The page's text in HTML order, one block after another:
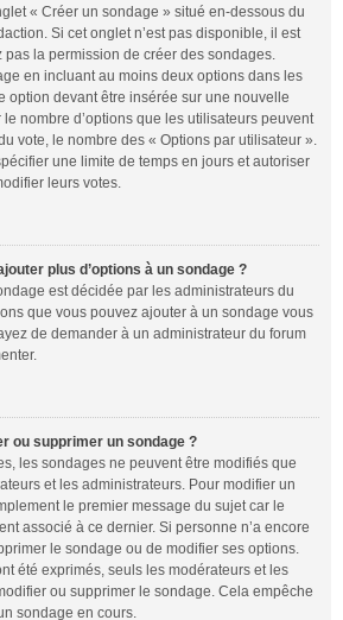
« Créer un sondage » situé en-dessous du
Si cet onglet n’est pas disponible, il est
pas la permission de créer des sondages.
en incluant au moins deux options dans les
option devant être insérée sur une nouvelle
le nombre d’options que les utilisateurs peuvent
vote, le nombre des « Options par utilisateur ».
une limite de temps en jours et autoriser
leurs votes.
plus d’options à un sondage ?
est décidée par les administrateurs du
que vous pouvez ajouter à un sondage vous
de demander à un administrateur du forum
ou supprimer un sondage ?
les sondages ne peuvent être modifiés que
et les administrateurs. Pour modifier un
le premier message du sujet car le
associé à ce dernier. Si personne n’a encore
le sondage ou de modifier ses options.
été exprimés, seuls les modérateurs et les
ou supprimer le sondage. Cela empêche
sondage en cours.